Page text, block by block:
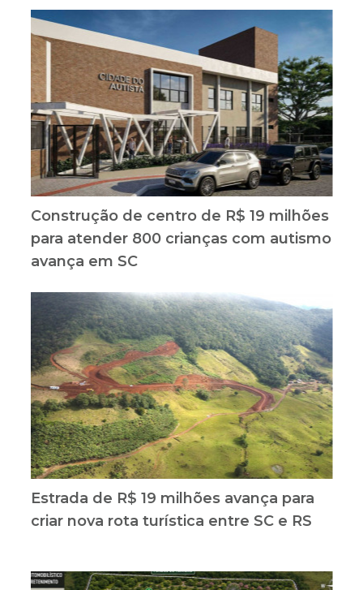
Construção de centro de R$ 19 milhões
para atender 800 crianças com autismo
avança em SC
Estrada de R$ 19 milhões avança para
criar nova rota turística entre SC e RS